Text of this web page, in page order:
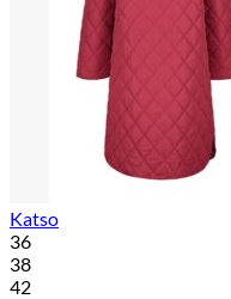
Katso
36
38
42